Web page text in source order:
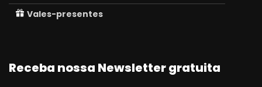
Vales-presentes
Receba nossa Newsletter gratuita